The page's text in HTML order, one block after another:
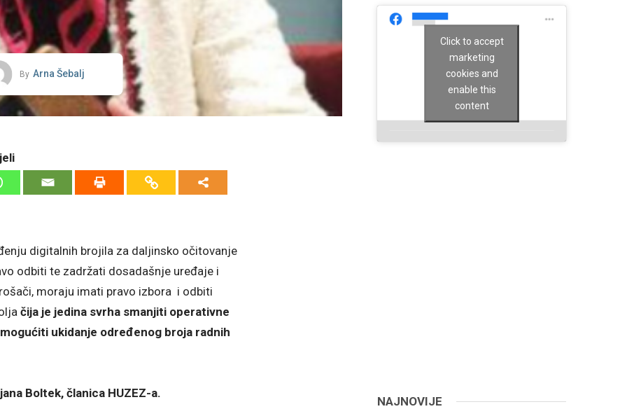
By Arna Šebalj
digitalnih brojila za daljinsko očitovanje
odbiti te zadržati dosadašnje uređaje i
moraju imati pravo izbora i odbiti
čija je jedina svrha smanjiti operativne
ukidanje određenog broja radnih
Boltek, članica HUZEZ-a.
Click to accept
marketing
cookies and
enable this
content
NAJNOVIJE